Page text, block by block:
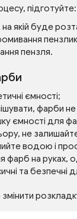
підготуйте:
на якій буде
пензля.
ємності;
фарби
ємності для
не
водою і
фарб на руках,
та безпечні